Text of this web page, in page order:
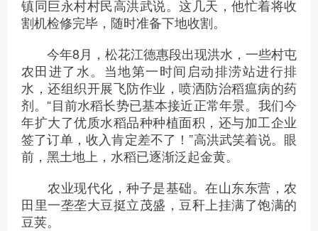
镇同巨永村村民高洪武说。这几天，他忙着将收
割机检修完毕，随时准备下地收割。
今年8月，松花江德惠段出现洪水，一些村屯
农田进了水。当地第一时间启动排涝站进行排
水，还组织开展飞防作业，喷洒防治稻瘟病的药
剂。“目前水稻长势已基本接近正常年景。我们今
年扩大了优质水稻品种种植面积，还与加工企业
签了订单，收入肯定差不了！”高洪武笑着说。眼
前，黑土地上，水稻已逐渐泛起金黄。
农业现代化，种子是基础。在山东东营，农
田里一垄垄大豆挺立茂盛，豆秆上挂满了饱满的
豆荚。